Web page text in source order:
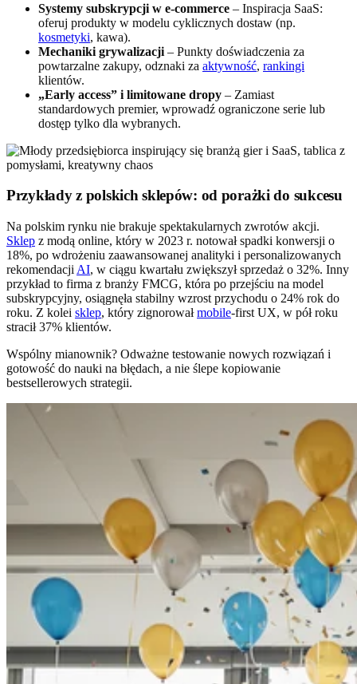
Systemy subskrypcji w e-commerce – Inspiracja SaaS:
oferuj produkty w modelu cyklicznych dostaw (np.
kosmetyki, kawa).
Mechaniki grywalizacji – Punkty doświadczenia za
powtarzalne zakupy, odznaki za aktywność, rankingi
klientów.
„Early access” i limitowane dropy – Zamiast
standardowych premier, wprowadź ograniczone serie lub
dostęp tylko dla wybranych.
Przykłady z polskich sklepów: od porażki do sukcesu
Na polskim rynku nie brakuje spektakularnych zwrotów akcji.
Sklep z modą online, który w 2023 r. notował spadki konwersji o
18%, po wdrożeniu zaawansowanej analityki i personalizowanych
rekomendacji AI, w ciągu kwartału zwiększył sprzedaż o 32%. Inny
przykład to firma z branży FMCG, która po przejściu na model
subskrypcyjny, osiągnęła stabilny wzrost przychodu o 24% rok do
roku. Z kolei sklep, który zignorowałmobile-first UX, w pół roku
stracił 37% klientów.
Wspólny mianownik? Odważne testowanie nowych rozwiązań i
gotowość do nauki na błędach, a nie ślepe kopiowanie
bestsellerowych strategii.